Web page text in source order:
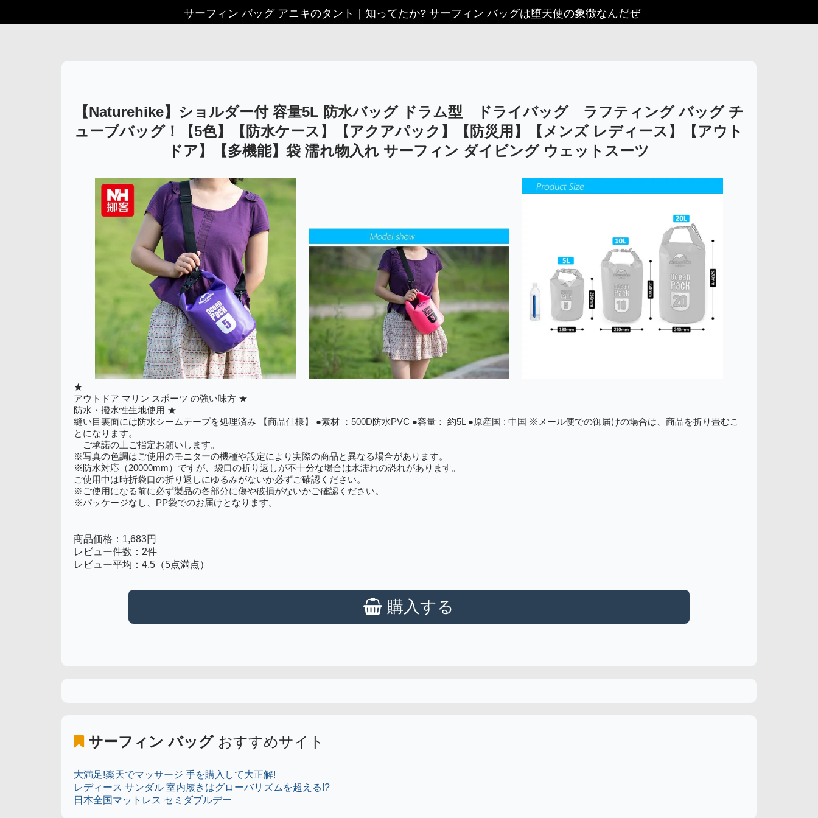
サーフィン バッグ アニキのタント 知ってたか? サーフィン バッグは堕天使の象徴なんだぜ
【Naturehike】ショルダー付 容量5L 防水バッグ ドラム型 ドライバッグ ラフティング バッグ チ
ューブバッグ！【5色】【防水ケース】【アクアパック】【防災用】【メンズ レディース】【アウト
ドア】【多機能】袋 濡れ物入れ サーフィン ダイビング ウェットスーツ
★
アウトドア マリン スポーツ の強い味方 ★
防水・撥水性生地使用 ★
縫い目裏面には防水シームテープを処理済み 【商品仕様】 ●素材 ：500D防水PVC ●容量： 約5L ●原産国 : 中国 ※メール便での御届けの場合は、商品を折り畳むこ
とになります。
ご承諾の上ご指定お願いします。
※写真の色調はご使用のモニターの機種や設定により実際の商品と異なる場合があります。
※防水対応（20000mm）ですが、袋口の折り返しが不十分な場合は水濡れの恐れがあります。
ご使用中は時折袋口の折り返しにゆるみがないか必ずご確認ください。
※ご使用になる前に必ず製品の各部分に傷や破損がないかご確認ください。
※パッケージなし、PP袋でのお届けとなります。
商品価格：1,683円
レビュー件数：2件
レビュー平均：4.5（5点満点）
購入する
サーフィン バッグおすすめサイト
大満足!楽天でマッサージ 手を購入して大正解!
レディース サンダル 室内履きはグローバリズムを超える!?
日本全国マットレス セミダブルデー